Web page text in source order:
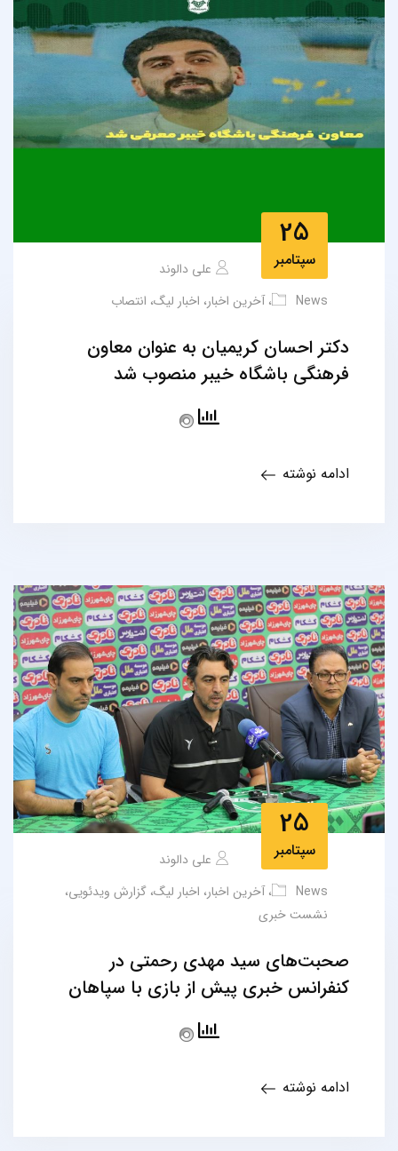
25
سپتامبر
علی دالوند
News
،آخرین اخبار، اخبار لیگ، انتصاب
دکتر احسان کریمیان به عنوان معاون
فرهنگی باشگاه خیبر منصوب شد
ادامه نوشته
25
سپتامبر
علی دالوند
News
،آخرین اخبار، اخبار لیگ، گزارش ویدئویی،
نشست خبری
صحبت‌های سید مهدی رحمتی در
کنفرانس خبری پیش از بازی با سپاهان
ادامه نوشته